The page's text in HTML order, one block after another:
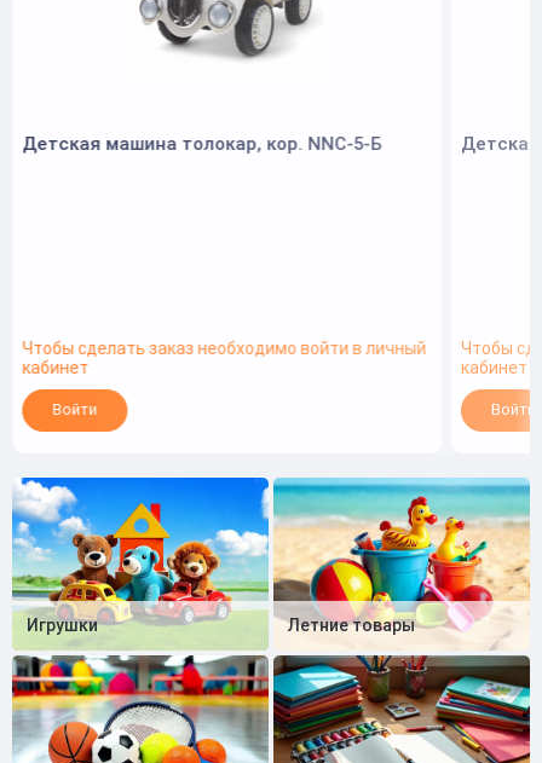
Детская машина толокар, кор. NNC-5-Б
Чтобы сделать заказ необходимо войти в личный
кабинет
Войти
Чтобы
кабинет
Войти
Игрушки Летние товары